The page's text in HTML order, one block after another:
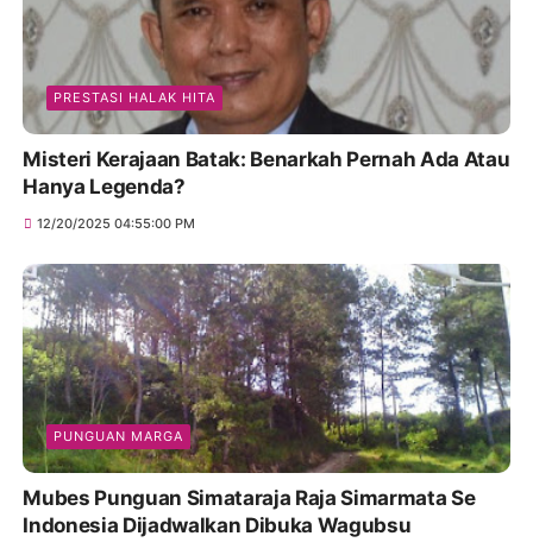
PRESTASI HALAK HITA
Misteri Kerajaan Batak: Benarkah Pernah Ada Atau
Hanya Legenda?
12/20/2025 04:55:00 PM
PUNGUAN MARGA
Mubes Punguan Simataraja Raja Simarmata Se
Indonesia Dijadwalkan Dibuka Wagubsu